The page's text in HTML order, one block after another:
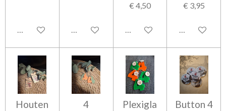
Bekijk details Bekijk details
€ 4,50
In winkelwagen
€ 3,95
In
Houten
4
Plexigla
Button 4